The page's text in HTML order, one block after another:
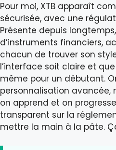
Pour moi, XTB apparaît
sécurisée, avec une
Présente depuis
d’instruments financiers,
chacun de trouver son
l’interface soit claire et
même pour un débutant.
personnalisation avancée,
on apprend et on
transparent sur la
mettre la main à la pâte.